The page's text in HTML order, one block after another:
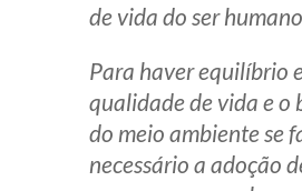
Av. Sete de
Batel Curitiba/PR CEP
de vida do ser
Para haver equilíbrio
qualidade de vida e o
do meio ambiente se
necessário a adoção